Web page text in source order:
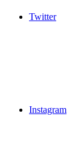
Twitter
Instagram